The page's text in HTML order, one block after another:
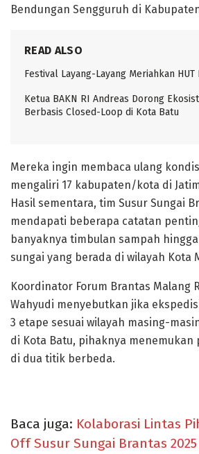
Bendungan Sengguruh di
READ ALSO
Festival Layang-Layang Meriahkan
Ketua BAKN RI Andreas Dorong
Berbasis Closed-Loop di Kota Batu
Mereka ingin membaca ulang
mengaliri 17 kabupaten/kota di
Hasil sementara, tim Susur Sungai
mendapati beberapa catatan
banyaknya timbulan sampah
sungai yang berada di wilayah Kota
Koordinator Forum Brantas Malang
Wahyudi menyebutkan jika
3 etape sesuai wilayah masing-
di Kota Batu, pihaknya menemukan
di dua titik berbeda.
Baca juga: Kolaborasi Lintas
Off Susur Sungai Brantas